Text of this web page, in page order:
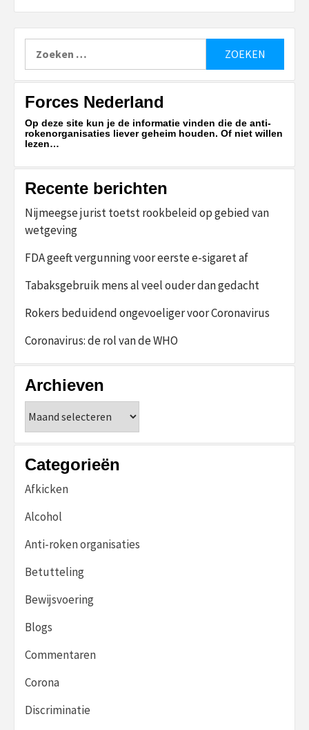
naar:
Forces Nederland
Op deze site kun je de informatie vinden die de anti-
rokenorganisaties liever geheim houden. Of niet willen
lezen…
Recente berichten
Nijmeegse jurist toetst rookbeleid op gebied van
wetgeving
FDA geeft vergunning voor eerste e-sigaret af
Tabaksgebruik mens al veel ouder dan gedacht
Rokers beduidend ongevoeliger voor Coronavirus
Coronavirus: de rol van de WHO
Archieven
Categorieën
Afkicken
Alcohol
Anti-roken organisaties
Betutteling
Bewijsvoering
Blogs
Commentaren
Corona
Discriminatie